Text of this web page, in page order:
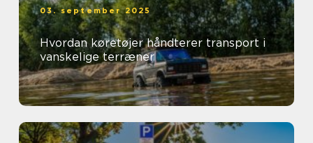
03. september 2025
Hvordan køretøjer håndterer transport i
vanskelige terræner